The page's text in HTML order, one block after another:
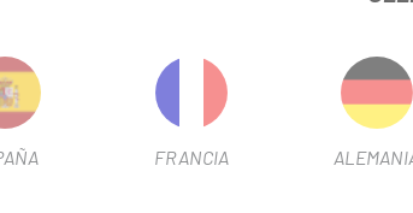
-15%
FRANCIA